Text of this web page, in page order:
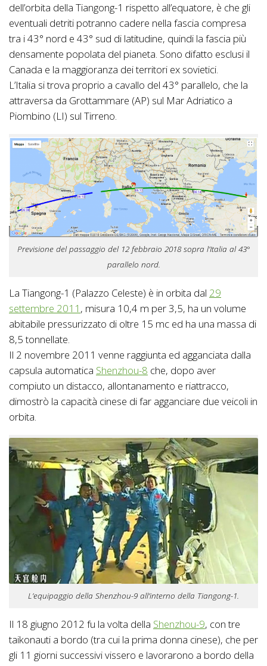
dell’orbita della Tiangong-1 rispetto all’equatore, è che gli
eventuali detriti potranno cadere nella fascia compresa
tra i 43° nord e 43° sud di latitudine, quindi la fascia più
densamente popolata del pianeta. Sono difatto esclusi il
Canada e la maggioranza dei territori ex sovietici.
L’Italia si trova proprio a cavallo del 43° parallelo, che la
attraversa da Grottammare (AP) sul Mar Adriatico a
Piombino (LI) sul Tirreno.
Previsione del passaggio del 12 febbraio 2018 sopra l’Italia al 43°
parallelo nord.
La Tiangong-1 (Palazzo Celeste) è in orbita dal 29
settembre 2011 , misura 10,4 m per 3,5, ha un volume
abitabile pressurizzato di oltre 15 mc ed ha una massa di
8,5 tonnellate.
Il 2 novembre 2011 venne raggiunta ed agganciata dalla
capsula automatica Shenzhou-8 che, dopo aver
compiuto un distacco, allontanamento e riattracco,
dimostrò la capacità cinese di far agganciare due veicoli in
orbita.
L’equipaggio della Shenzhou-9 all’interno della Tiangong-1.
Il 18 giugno 2012 fu la volta della Shenzhou-9, con tre
taikonauti a bordo (tra cui la prima donna cinese), che per
gli 11 giorni successivi vissero e lavorarono a bordo della